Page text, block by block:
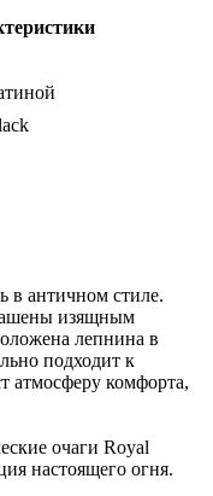
в античном стиле.
изящным
лепнина в
подходит к
атмосферу комфорта,
очаги Royal
настоящего огня.